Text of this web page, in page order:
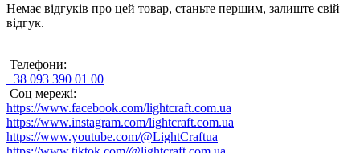
Немає відгуків про цей товар, станьте першим, залиште свій
відгук.
Телефони:
+38 093 390 01 00
Соц мережі:
https://www.facebook.com/lightcraft.com.ua
https://www.instagram.com/lightcraft.com.ua
https://www.youtube.com/@LightCraftua